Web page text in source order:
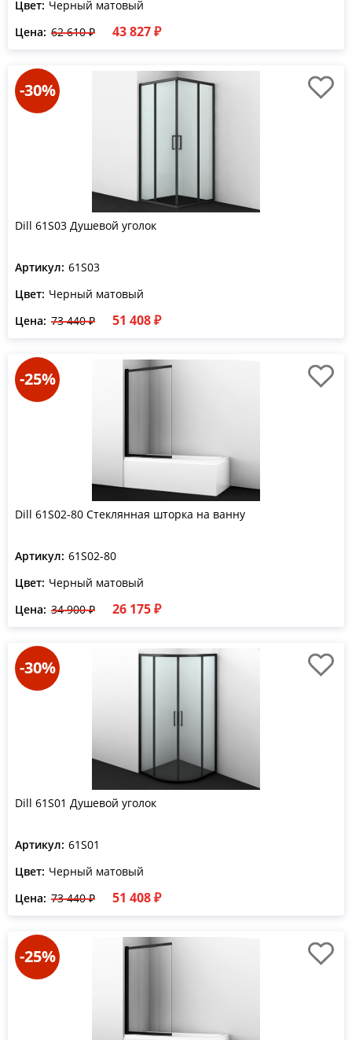
Цвет: Черный матовый
Цена: 62 610 ₽ 43 827 ₽
-30%
Dill 61S03 Душевой уголок
Артикул: 61S03
Цвет: Черный матовый
Цена: 73 440 ₽ 51 408 ₽
-25%
Dill 61S02-80 Стеклянная шторка на ванну
Артикул: 61S02-80
Цвет: Черный матовый
Цена: 34 900 ₽ 26 175 ₽
-30%
Dill 61S01 Душевой уголок
Артикул: 61S01
Цвет: Черный матовый
Цена: 73 440 ₽ 51 408 ₽
-25%